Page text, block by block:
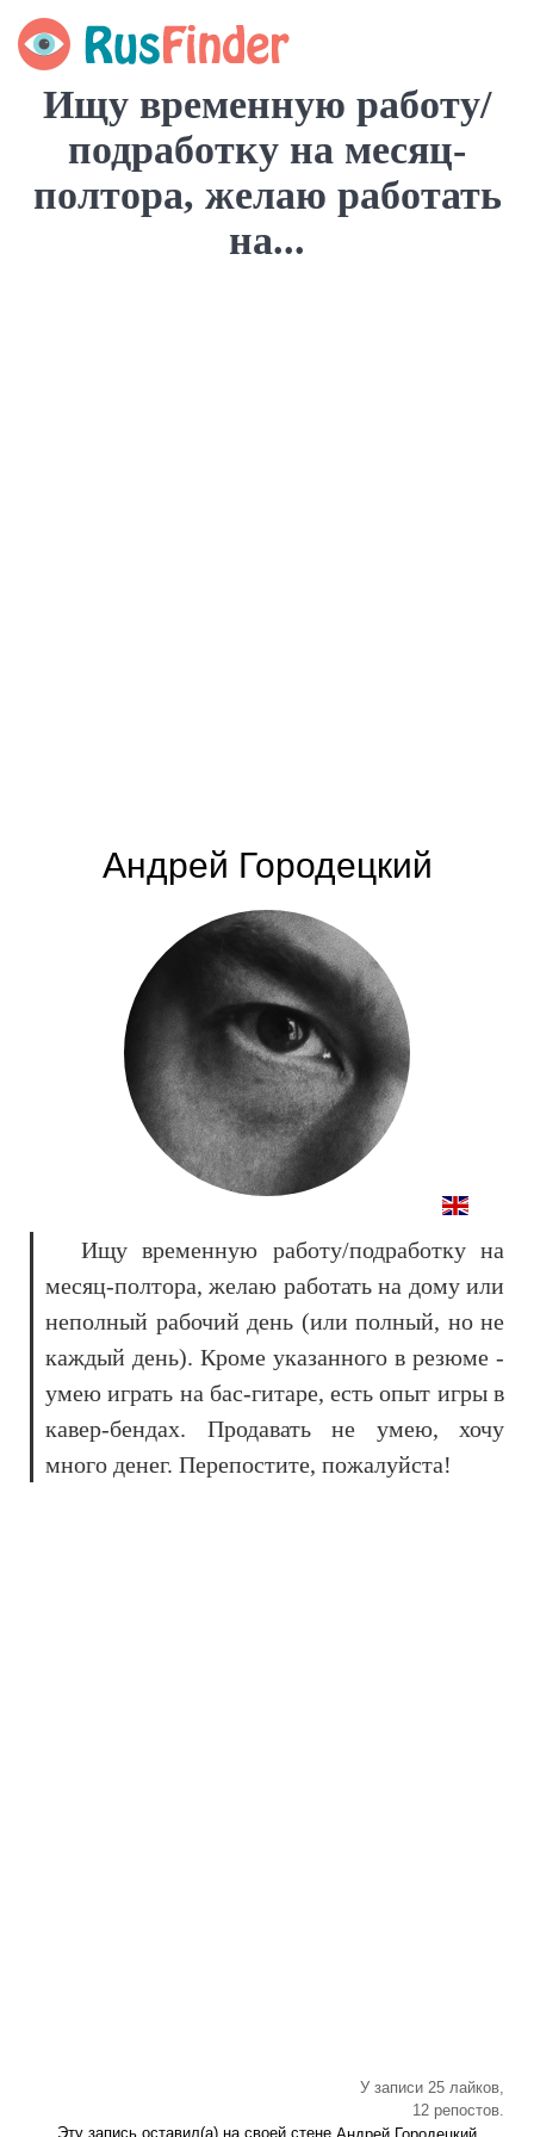
Ищу временную работу/
подработку на месяц-
полтора, желаю работать
на...
Андрей Городецкий
Ищу временную работу/подработку на
месяц-полтора, желаю работать на дому или
неполный рабочий день (или полный, но не
каждый день). Кроме указанного в резюме -
умею играть на бас-гитаре, есть опыт игры в
кавер-бендах. Продавать не умею, хочу
много денег. Перепостите, пожалуйста!
У записи 25 лайков,
12 репостов.
Эту запись оставил(а) на своей стене